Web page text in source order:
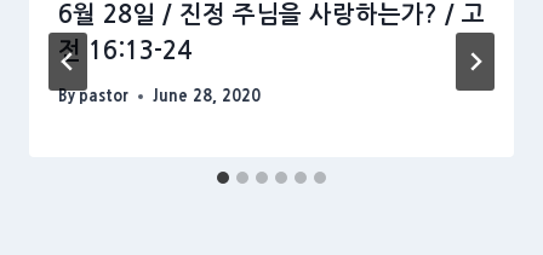
6월 28일 / 진정 주님을 사랑하는가? / 고
전 16:13-24
By pastor June 28, 2020